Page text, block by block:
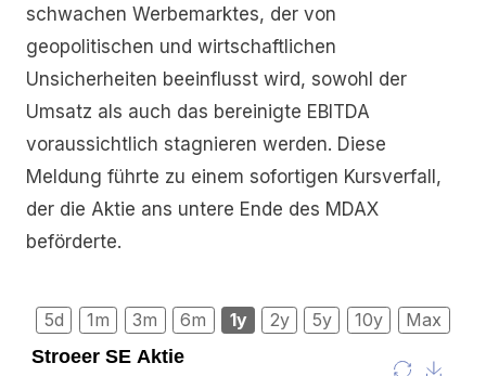
schwachen Werbemarktes, der von
geopolitischen und wirtschaftlichen
Unsicherheiten beeinflusst wird, sowohl der
Umsatz als auch das bereinigte EBITDA
voraussichtlich stagnieren werden. Diese
Meldung führte zu einem sofortigen Kursverfall,
der die Aktie ans untere Ende des MDAX
beförderte.
5d 1m 3m 6m 1y 2y 5y 10y Max